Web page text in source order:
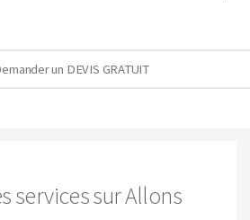
un DEVIS GRATUIT
services sur Allons